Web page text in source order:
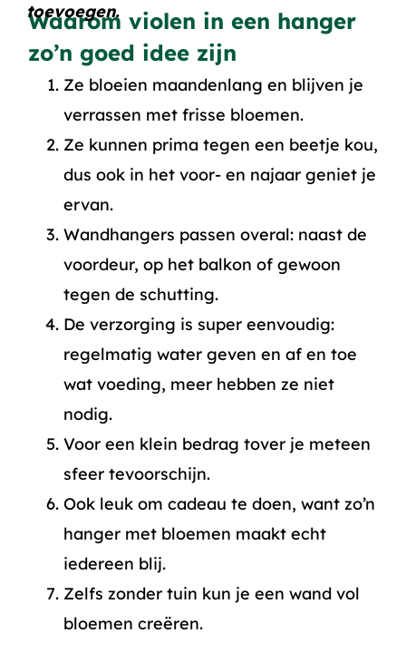
toevoegen.
Waarom violen in een hanger
zo’n goed idee zijn
Ze bloeien maandenlang en blijven je
verrassen met frisse bloemen.
Ze kunnen prima tegen een beetje kou,
dus ook in het voor- en najaar geniet je
ervan.
Wandhangers passen overal: naast de
voordeur, op het balkon of gewoon
tegen de schutting.
De verzorging is super eenvoudig:
regelmatig water geven en af en toe
wat voeding, meer hebben ze niet
nodig.
Voor een klein bedrag tover je meteen
sfeer tevoorschijn.
Ook leuk om cadeau te doen, want zo’n
hanger met bloemen maakt echt
iedereen blij.
Zelfs zonder tuin kun je een wand vol
bloemen creëren.